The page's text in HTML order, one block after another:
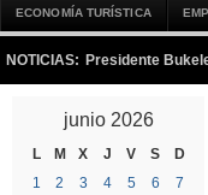
ECONOMÍA TURÍSTICA
NOTICIAS: Presidente
junio 2026
L M X J V S
D
1
2 3 4 5 6
7